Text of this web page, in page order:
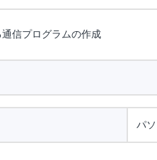
信プログラムの作成
パ